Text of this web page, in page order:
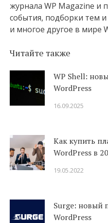
журнала WP Magazine и
события, подборки тем
и многое другое в мире
Читайте также
WP Shell:
WordPress
16.09.2025
Как купить
WordPress в
19.05.2022
Surge: новый
WordPress